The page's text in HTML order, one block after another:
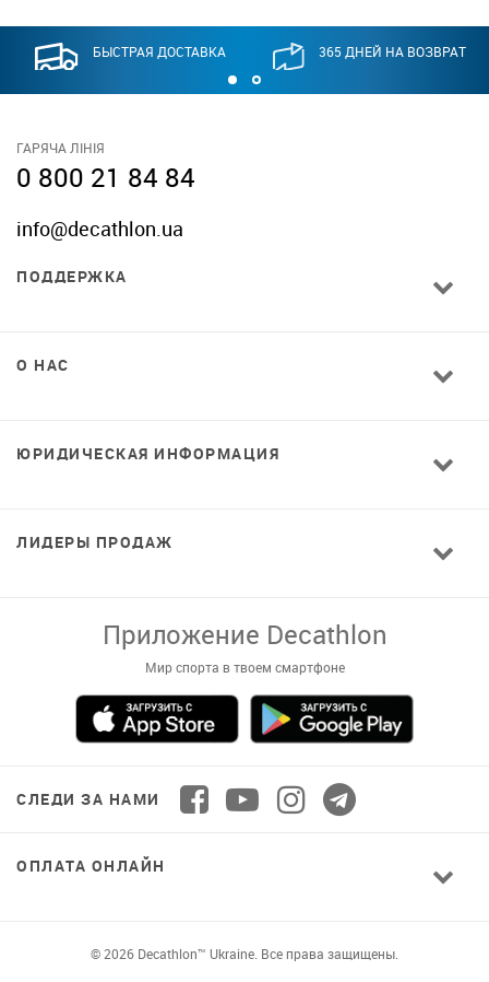
БЫСТРАЯ ДОСТАВКА 365 ДНЕЙ НА ВОЗВРАТ
ГАРЯЧА ЛІНІЯ
0 800 21 84 84
info@decathlon.ua
ПОДДЕРЖКА
О НАС
ЮРИДИЧЕСКАЯ ИНФОРМАЦИЯ
ЛИДЕРЫ ПРОДАЖ
Завантажуй додаток!
Комфортні покупки, ексклюзивні
пропозиції і зручний каталог в твоєму телефоні
СЛЕДИ ЗА НАМИ